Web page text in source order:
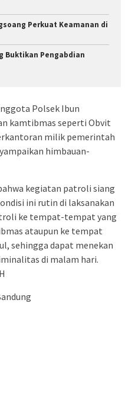
Perkuat Keamanan di
Buktikan Pengabdian
Polsek Ibun
kamtibmas seperti Obvit
milik pemerintah
himbauan-
kegiatan patroli siang
ini rutin di laksanakan
ke tempat-tempat yang
ataupun ke tempat
sehingga dapat menekan
di malam hari.